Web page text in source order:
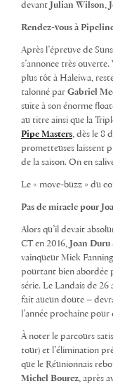
devant
Julian Wilson,
Rendez-vous à
Après l’épreuve de
s’annonce très ouverte.
plus tôt à Haleiwa,
talonné par Gabriel
suite à son énorme
au titre ainsi que la
Pipe Masters, dès le 8
prometteuses laissent
de la saison. On en
Le « move-buzz » du
Pas de miracle pour
Alors qu’il devait
CT en 2016,
Joan Duru
vainqueur Mick
pourtant bien abordée
série. Le Landais de
fait aucun doute –
l’année prochaine pour
À noter le parcours
tour) et l’élimination
que le Réunionnais
Michel Bourez, après